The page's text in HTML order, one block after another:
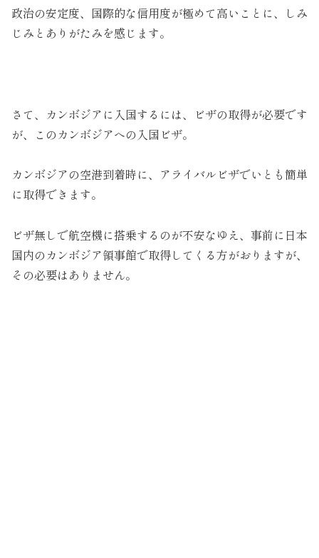
政治の安定度、国際的な信用度が極めて高いことに、しみ
じみとありがたみを感じます。
さて、カンボジアに入国するには、ビザの取得が必要です
が、このカンボジアへの入国ビザ。
カンボジアの空港到着時に、アライバルビザでいとも簡単
に取得できます。
ビザ無しで航空機に搭乗するのが不安なゆえ、事前に日本
国内のカンボジア領事館で取得してくる方がおりますが、
その必要はありません。